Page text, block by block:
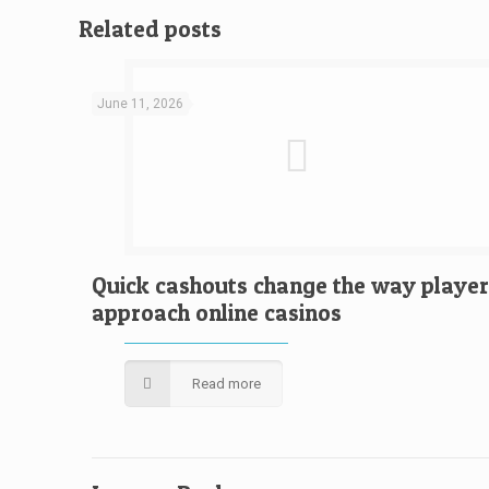
Related posts
June 11, 2026
Quick cashouts change the way
approach online casinos
Read more